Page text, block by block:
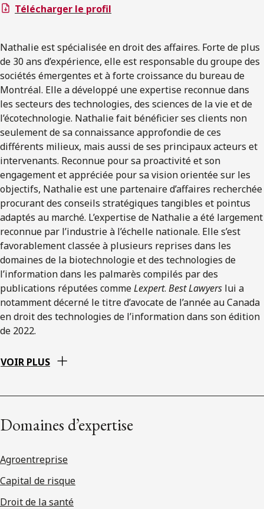
Télécharger le profil
Nathalie est spécialisée en droit des affaires. Forte de plus
de 30 ans d’expérience, elle est responsable du groupe des
sociétés émergentes et à forte croissance du bureau de
Montréal. Elle a développé une expertise reconnue dans
les secteurs des technologies, des sciences de la vie et de
l’écotechnologie. Nathalie fait bénéficier ses clients non
seulement de sa connaissance approfondie de ces
différents milieux, mais aussi de ses principaux acteurs et
intervenants. Reconnue pour sa proactivité et son
engagement et appréciée pour sa vision orientée sur les
objectifs, Nathalie est une partenaire d’affaires recherchée
procurant des conseils stratégiques tangibles et pointus
adaptés au marché. L’expertise de Nathalie a été largement
reconnue par l’industrie à l’échelle nationale. Elle s’est
favorablement classée à plusieurs reprises dans les
domaines de la biotechnologie et des technologies de
l’information dans les palmarès compilés par des
publications réputées commeLexpert. Best Lawyers lui a
notamment décerné le titre d’avocate de l’année au Canada
en droit des technologies de l’information dans son édition
de 2022.
VOIR PLUS
Domaines d’expertise
Agroentreprise
Capital de risque
Droit de la santé